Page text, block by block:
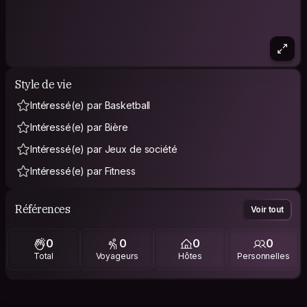
Style de vie
Intéressé(e) par Basketball
Intéressé(e) par Bière
Intéressé(e) par Jeux de société
Intéressé(e) par Fitness
Références Voir tout
0
Total
0
Voyageurs
0
Hôtes
0
Personnelles